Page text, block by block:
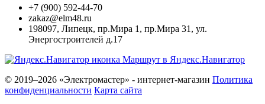
+7 (900) 592-44-70
zakaz@elm48.ru
198097, Липецк, пр.Мира 1, пр.Мира 31, ул.
Энергостроителей д.17
Маршрут в Яндекс.Навигатор
© 2019–2026 «Электромастер» - интернет-магазин Политика
конфиденциальности Карта сайта